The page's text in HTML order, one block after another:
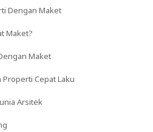
Dengan Maket
Maket?
Maket
Properti Cepat Laku
Arsitek